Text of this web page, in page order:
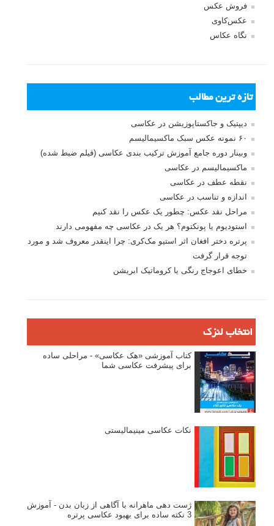
فروش عکس
عکس‌کاوی
نگاه عکاس
تازه ترین مطالب
دیپتیک و جاکستا‌پوزیشن در عکاسی
۶۰ نمونه عکس سبک ماکسیمالیسم
وبینار دوره جامع آموزش ترکیب بندی عکاسی (فیلم ضبط شده)
ماکسیمالیسم در عکاسی
نقطه عطف در عکاسی
اندازه و تناسب در عکاسی
مراحل نقد عکس: چطور یک عکس را نقد کنیم
استودیوم یا پونکتوم؟ هر یک در عکاسی چه مفهومی دارند
پرتره دختر افغان اثر استیو مک‌کری: چرا اینقدر معروف شد و مورد
توجه قرار گرفت
خطای اعوجاج رنگی یا کروماتیک ابریشن
انتخاب لنزک
کتاب آموزشی «هک عکاسی» - مراحلی ساده
برای پیشرفت عکاسی شما
نکات عکاسی مینیمالیستی
ژست دهی ماهرانه با آگاهی از زبان بدن - آموزش
3 نکته ساده برای بهبود عکاسی پرتره